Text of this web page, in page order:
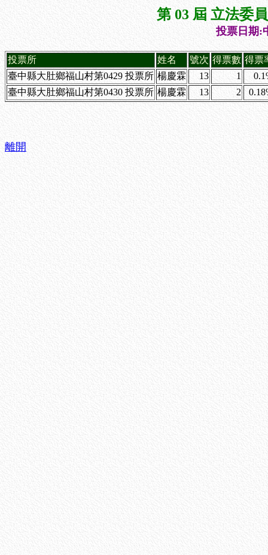
第 03 屆 立法委
投票日期:
投票所 姓名 號次 得票數 得票
臺中縣大肚鄉福山村第0429 投票所 楊慶霖 13 1
臺中縣大肚鄉福山村第0430 投票所 楊慶霖 13 2
離開